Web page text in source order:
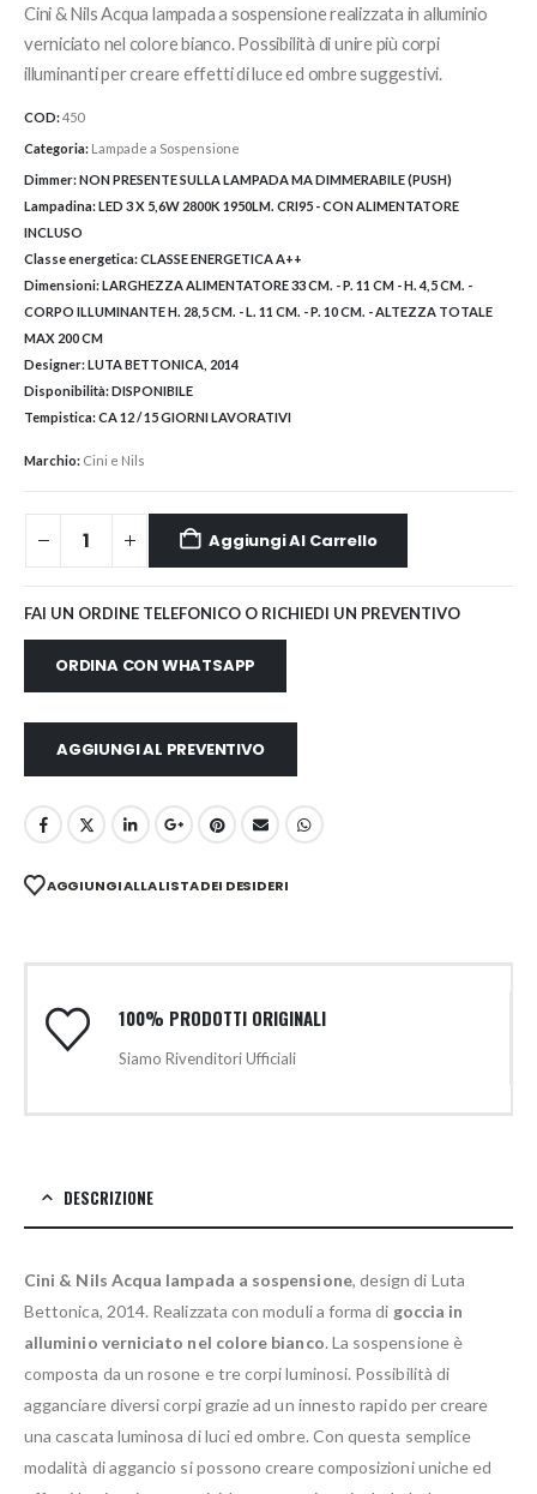
era:
1.431,00€.
è:
1.173,00€.
Cini & Nils Acqua lampada a sospensione realizzata in alluminio
verniciato nel colore bianco. Possibilità di unire più corpi
illuminanti per creare effetti di luce ed ombre suggestivi.
COD:450
Categoria: Lampade a Sospensione
Dimmer:NON PRESENTE SULLA LAMPADA MA DIMMERABILE (PUSH)
Lampadina:LED 3 X 5,6W 2800K 1950LM. CRI95 - CON ALIMENTATORE
INCLUSO
Classe energetica:CLASSE ENERGETICA A++
Dimensioni:LARGHEZZA ALIMENTATORE 33 CM. - P. 11 CM - H. 4,5 CM. -
CORPO ILLUMINANTE H. 28,5 CM. - L. 11 CM. - P. 10 CM. - ALTEZZA TOTALE
MAX 200 CM
Designer:LUTA BETTONICA, 2014
Disponibilità:DISPONIBILE
Tempistica:CA 12 / 15 GIORNI LAVORATIVI
Marchio: Cini e Nils
Aggiungi Al Carrello
FAI UN ORDINE TELEFONICO O RICHIEDI UN PREVENTIVO
ORDINA CON WHATSAPP
AGGIUNGI AL PREVENTIVO
AGGIUNGI ALLA LISTA DEI DESIDERI
100% PRODOTTI ORIGINALI
Siamo Rivenditori Ufficiali
DESCRIZIONE
Cini & Nils Acqua lampada a sospensione, design di Luta
Bettonica, 2014. Realizzata con moduli a forma di goccia in
alluminio verniciato nel colore bianco. La sospensione è
composta da un rosone e tre corpi luminosi. Possibilità di
agganciare diversi corpi grazie ad un innesto rapido per creare
una cascata luminosa di luci ed ombre. Con questa semplice
modalità di aggancio si possono creare composizioni uniche ed